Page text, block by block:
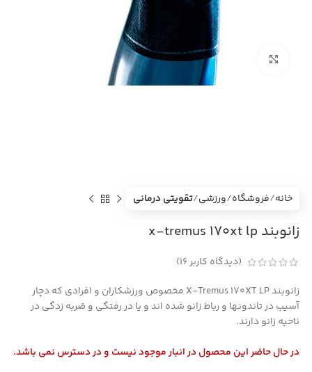
بزرگنمایی تصویر
خانه فروشگاه ورزشی تقویتی درمانی
زانوبند x-tremus 170xt lp
(دیدگاه کاربر16
)
زانوبند X-Tremus 170XT LP مخصوص ورزشکاران و افرادی که دچار
آسیب در تاندونها و رباط زانو شده اند و یا در رفتگی و ضربه زدگی در
ناحیه زانو دارند.
در حال حاضر این محصول در انبار موجود نیست و در دسترس نمی باشد.